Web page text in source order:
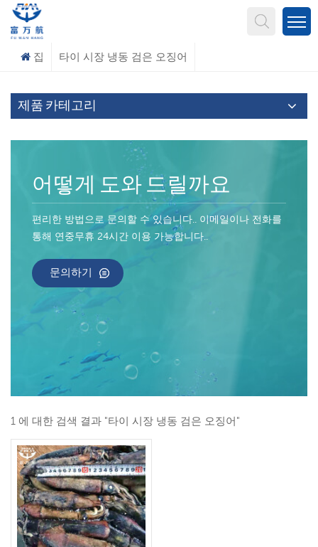
집 타이 시장 냉동 검은 오징어
제품 카테고리
어떻게 도와 드릴까요
편리한 방법으로 문의할 수 있습니다.. 이메일이나 전화를
통해 연중무휴 24시간 이용 가능합니다..
문의하기
1 에 대한 검색 결과 "타이 시장 냉동 검은 오징어"